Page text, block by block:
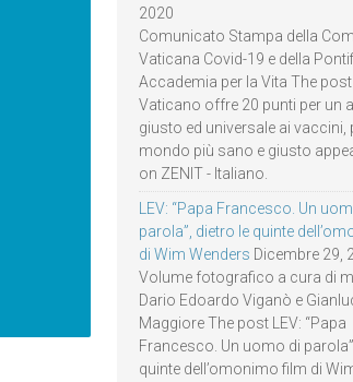
2020
Comunicato Stampa della
Vaticana Covid-19 e della
Accademia per la Vita The post Il
Vaticano offre 20 punti per un
giusto ed universale ai vaccini,
mondo più sano e giusto
on ZENIT - Italiano.
LEV: “Papa Francesco. Un
parola”, dietro le quinte
di Wim Wenders Dicembre 29,
Volume fotografico a cura di
Dario Edoardo Viganò e
Maggiore The post LEV: “Papa
Francesco. Un uomo di
quinte dell’omonimo film di